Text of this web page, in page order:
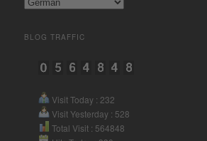
Consent Management Platform
eRecht24
BLOG TRAFFIC
Visit Today : 232
Visit Yesterday : 528
Total Visit : 564848